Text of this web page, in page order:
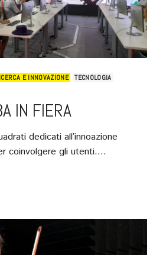
E INNOVAZIONE
TECNOLOGIA
IN FIERA
dedicati all’innoazione
coinvolgere gli utenti.…